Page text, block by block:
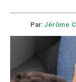
Par: Jérôme